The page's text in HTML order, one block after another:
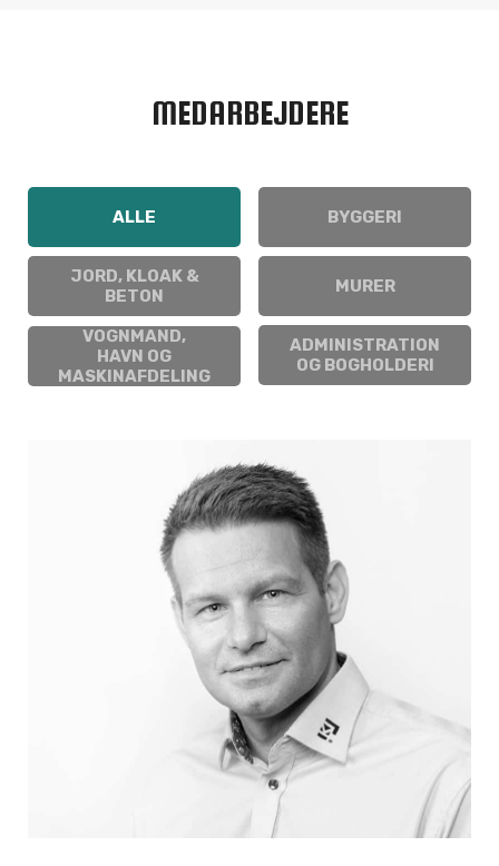
MEDARBEJDERE
ALLE BYGGERI
JORD, KLOAK &
BETON
MURER
VOGNMAND,
HAVN OG
MASKINAFDELING
ADMINISTRATION
OG BOGHOLDERI